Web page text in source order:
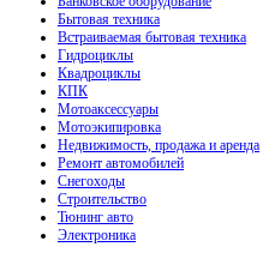
Бытовая техника
Встраиваемая бытовая техника
Гидроциклы
Квадроциклы
КПК
Мотоаксессуары
Мотоэкипировка
Недвижимость, продажа и аренда
Ремонт автомобилей
Снегоходы
Строительство
Тюнинг авто
Электроника